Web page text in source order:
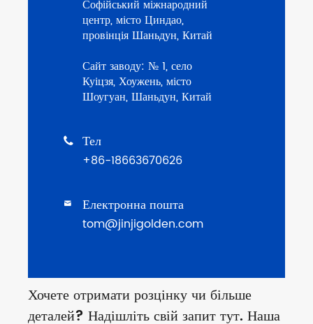
Софійський міжнародний
центр, місто Циндао,
провінція Шаньдун, Китай
Сайт заводу: № 1, село
Куіцзя, Хоужень, місто
Шоугуан, Шаньдун, Китай
 Тел
+86-18663670626
 Електронна пошта
tom@jinjigolden.com
Хочете отримати розцінку чи більше
деталей? Надішліть свій запит тут. Наша